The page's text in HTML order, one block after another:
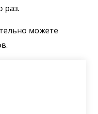
раз.
можете